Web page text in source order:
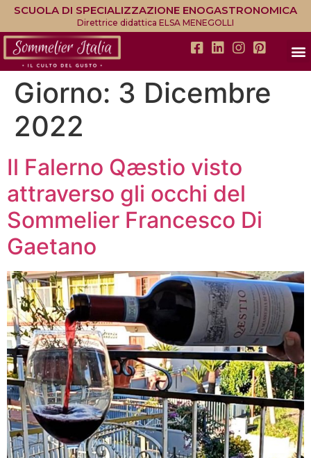
SCUOLA DI SPECIALIZZAZIONE ENOGASTRONOMICA
Direttrice didattica ELSA MENEGOLLI
Giorno: 3 Dicembre
2022
Il Falerno Qæstio visto
attraverso gli occhi del
Sommelier Francesco Di
Gaetano